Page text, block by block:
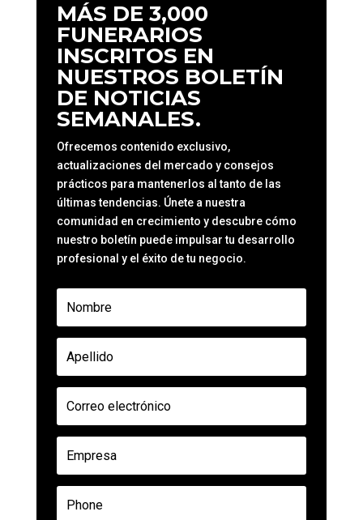
MÁS DE 3,000
FUNERARIOS
INSCRITOS EN
NUESTROS BOLETÍN
DE NOTICIAS
SEMANALES.
Ofrecemos contenido exclusivo,
actualizaciones del mercado y consejos
prácticos para mantenerlos al tanto de las
últimas tendencias. Únete a nuestra
comunidad en crecimiento y descubre cómo
nuestro boletín puede impulsar tu desarrollo
profesional y el éxito de tu negocio.